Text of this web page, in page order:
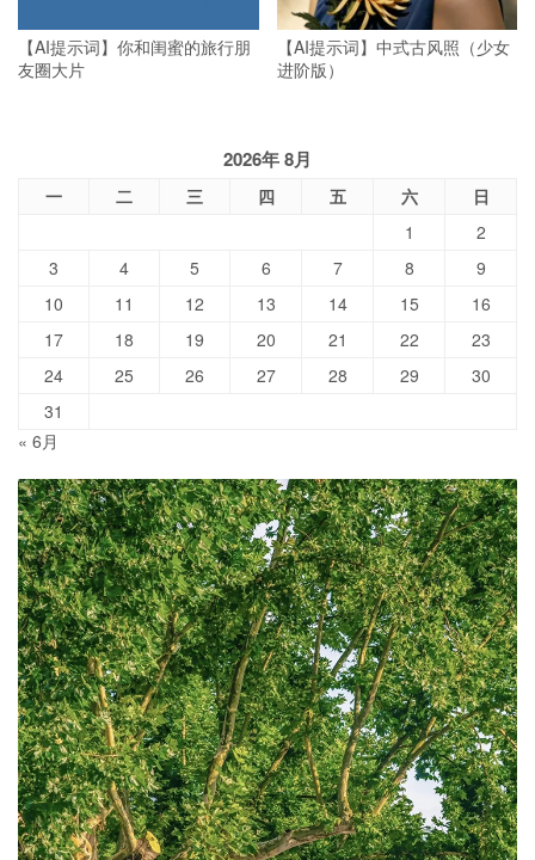
【AI提示词】你和闺蜜的旅行朋
友圈大片
【AI提示词】中式古风照（少女
进阶版）
2026年 8月
一 二 三 四 五 六
日
1
2
3
4 5 6 7 8
9
10
11 12 13 14 15
16
17
18 19 20 21 22
23
24
25 26 27 28 29
30
31
« 6月